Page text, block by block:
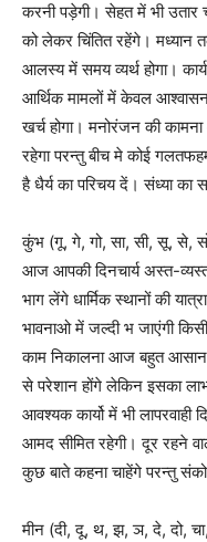
करनी पड़ेगी। सेहत में भी उतार
को लेकर चिंतित रहेंगे। मध्यान
आलस्य में समय व्यर्थ होगा।
आर्थिक मामलों में केवल
खर्च होगा। मनोरंजन की
रहेगा परन्तु बीच मे कोई
है धैर्य का परिचय दें। संध्या का
कुंभ (गू, गे, गो, सा, सी, सू, से,
आज आपकी दिनचार्य अस्त-
भाग लेंगे धार्मिक स्थानों की
भावनाओ में जल्दी भ जाएंगी
काम निकालना आज बहुत आसान
से परेशान होंगे लेकिन इसका
आवश्यक कार्यो में भी
आमद सीमित रहेगी। दूर रहने
कुछ बाते कहना चाहेंगे परन्तु
मीन (दी, दू, थ, झ, ञ, दे, दो,